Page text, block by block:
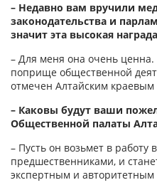
– Недавно вам вручили
законодательства и
значит эта высокая
– Для меня она очень
поприще общественной
отмечен Алтайским
– Каковы будут ваши
Общественной палаты
– Пусть он возьмет в работу
предшественниками, и
экспертным и авторитетным